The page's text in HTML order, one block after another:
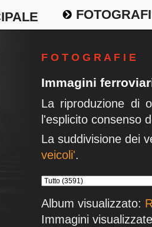
F O T O G R A F I E
Immagini
La riproduzione di
l'esplicito consenso
La suddivisione dei
veicoli'.
Album visualizzato:
Immagini